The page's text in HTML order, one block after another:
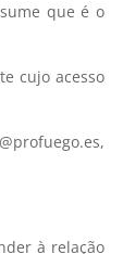
que é o
cujo acesso
à relação